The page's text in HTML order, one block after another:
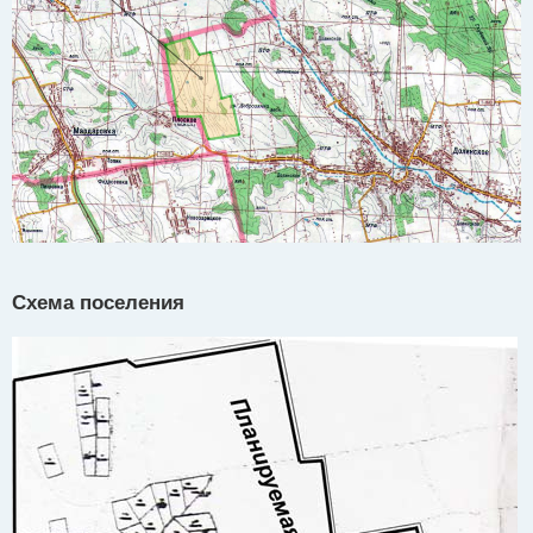
Схема поселения